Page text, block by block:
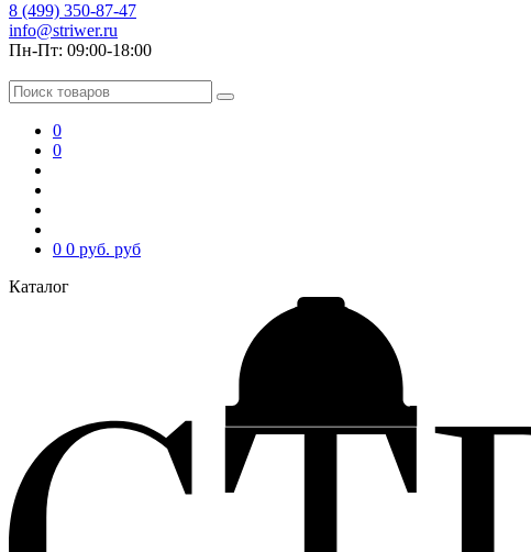
8 (499) 350-87-47
info@striwer.ru
Пн-Пт: 09:00-18:00
0
0
0 0 руб. руб
Каталог